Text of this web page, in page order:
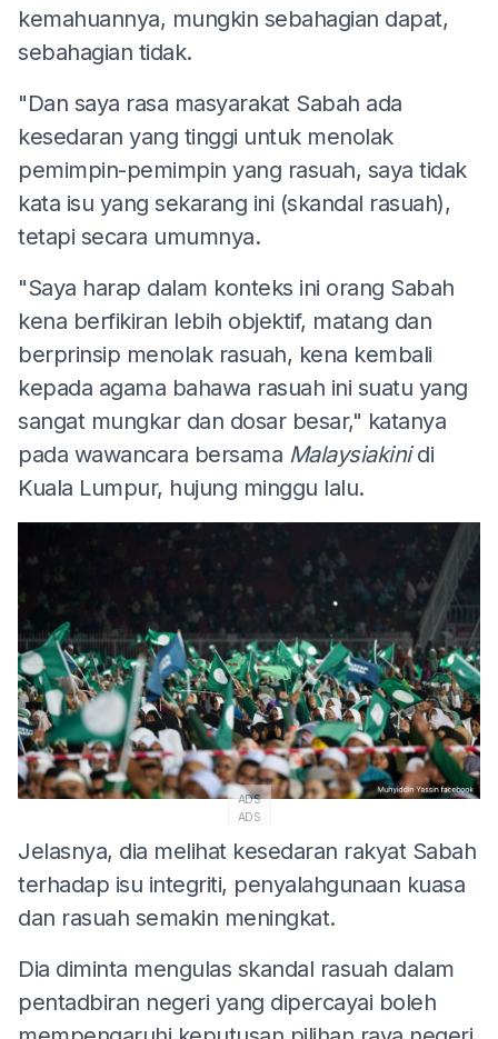
kemahuannya, mungkin sebahagian dapat,
sebahagian tidak.
"Dan saya rasa masyarakat Sabah ada
kesedaran yang tinggi untuk menolak
pemimpin-pemimpin yang rasuah, saya tidak
kata isu yang sekarang ini (skandal rasuah),
tetapi secara umumnya.
"Saya harap dalam konteks ini orang Sabah
kena berfikiran lebih objektif, matang dan
berprinsip menolak rasuah, kena kembali
kepada agama bahawa rasuah ini suatu yang
sangat mungkar dan dosar besar," katanya
pada wawancara bersama Malaysiakinidi
Kuala Lumpur, hujung minggu lalu.
ADS
ADS
Jelasnya, dia melihat kesedaran rakyat Sabah
terhadap isu integriti, penyalahgunaan kuasa
dan rasuah semakin meningkat.
Dia diminta mengulas skandal rasuah dalam
pentadbiran negeri yang dipercayai boleh